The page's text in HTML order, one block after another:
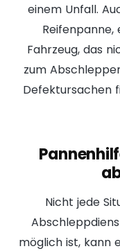
einem Unfall.
Reifenpanne,
Fahrzeug, das
zum
Defektursachen
Nicht jede
möglich ist, kann